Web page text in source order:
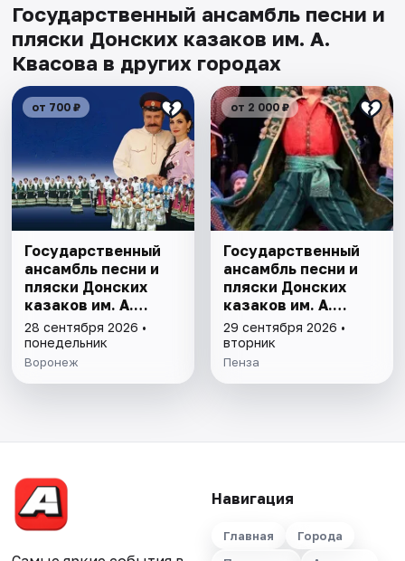
Государственный ансамбль песни и
пляски Донских казаков им. А.
Квасова в других городах
от 700 ₽
Государственный
ансамбль песни и
пляски Донских
казаков им. А.
Квасова
28 сентября 2026 •
понедельник
Воронеж
от 2 000 ₽
Государственный
ансамбль песни и
пляски Донских
казаков им. А.
Квасова
29 сентября 2026 •
вторник
Пенза
Навигация
Главная
Города